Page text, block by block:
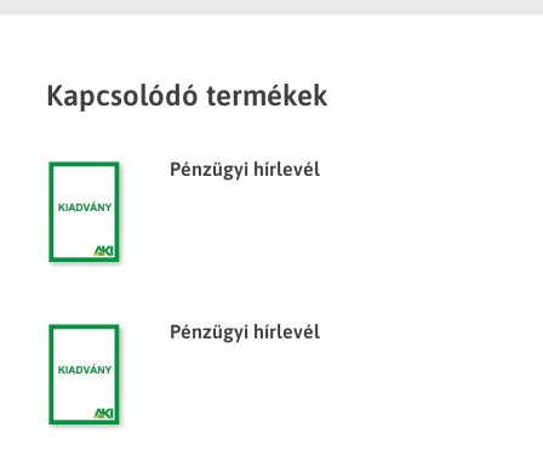
Kapcsolódó termékek
Pénzügyi hírlevél
Pénzügyi hírlevél